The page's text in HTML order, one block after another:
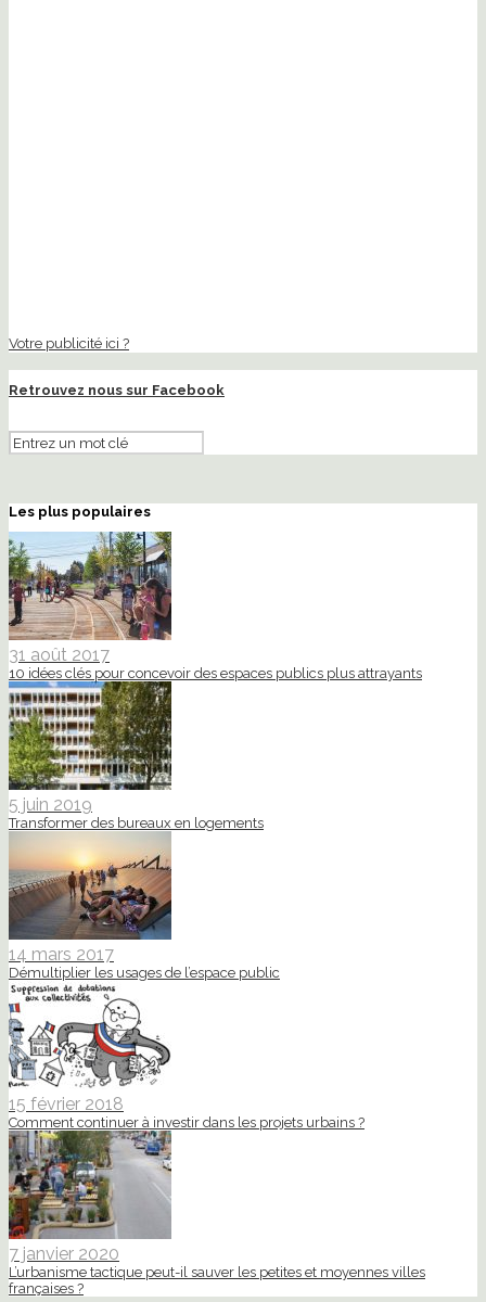
Votre publicité ici ?
Retrouvez nous sur Facebook
Les plus populaires
31 août 2017
10 idées clés pour concevoir des espaces publics plus attrayants
5 juin 2019
Transformer des bureaux en logements
14 mars 2017
Démultiplier les usages de l’espace public
15 février 2018
Comment continuer à investir dans les projets urbains ?
7 janvier 2020
L’urbanisme tactique peut-il sauver les petites et moyennes villes
françaises ?